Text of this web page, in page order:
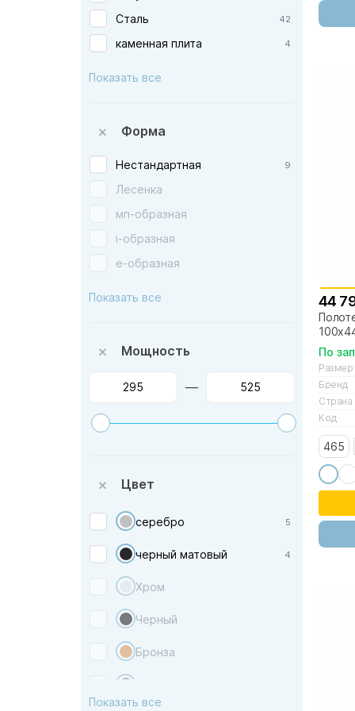
Ника — Россия
Тругор — Россия
Сталь 42
каменная плита 4
Показать все
Форма
Нестандартная 9
Лесенка
мп-образная
i-образная
e-образная
Показать все
Мощность
—
Цвет
серебро 5
черный матовый 4
Хром
Черный
Бронза
Показать все
44
По
Размер
Бренд
Страна
Код
465